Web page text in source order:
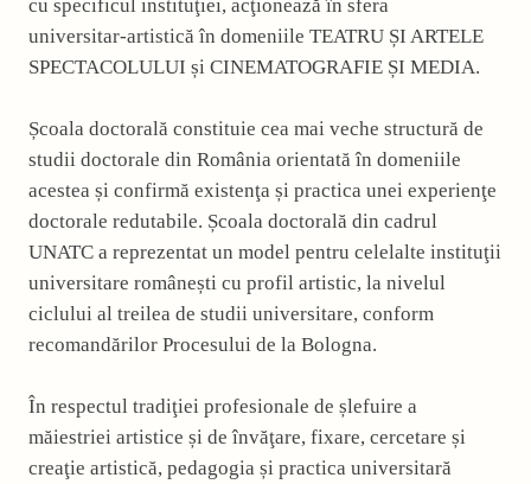
universitar‑artistică în domeniile TEATRU ȘI ARTELE
SPECTACOLULUI și CINEMATOGRAFIE ȘI MEDIA.
Școala doctorală constituie cea mai veche structură de
studii doctorale din România orientată în domeniile
acestea și confirmă existenţa și practica unei experienţe
doctorale redutabile. Școala doctorală din cadrul
UNATC a reprezentat un model pentru celelalte instituţii
universitare românești cu profil artistic, la nivelul
ciclului al treilea de studii universitare, conform
recomandărilor Procesului de la Bologna.
În respectul tradiţiei profesionale de șlefuire a
măiestriei artistice și de învăţare, fixare, cercetare și
creaţie artistică, pedagogia și practica universitară